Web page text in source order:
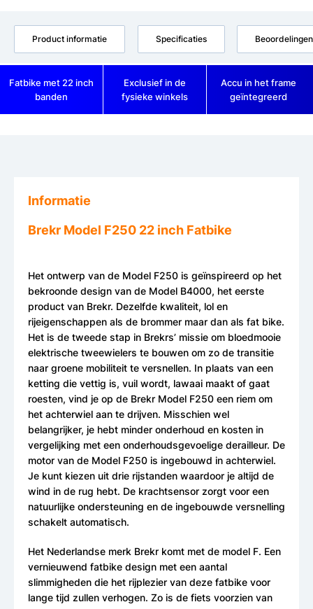
Product informatie Specificaties Beoordelingen
Fatbike met 22 inch
banden
Exclusief in de
fysieke winkels
Accu in het frame
geïntegreerd
Informatie
Brekr Model F250 22 inch Fatbike
Het ontwerp van de Model F250 is geïnspireerd op het
bekroonde design van de Model B4000, het eerste
product van Brekr. Dezelfde kwaliteit, lol en
rijeigenschappen als de brommer maar dan als fat bike.
Het is de tweede stap in Brekrs’ missie om bloedmooie
elektrische tweewielers te bouwen om zo de transitie
naar groene mobiliteit te versnellen. In plaats van een
ketting die vettig is, vuil wordt, lawaai maakt of gaat
roesten, vind je op de Brekr Model F250 een riem om
het achterwiel aan te drijven. Misschien wel
belangrijker, je hebt minder onderhoud en kosten in
vergelijking met een onderhoudsgevoelige derailleur. De
motor van de Model F250 is ingebouwd in achterwiel.
Je kunt kiezen uit drie rijstanden waardoor je altijd de
wind in de rug hebt. De krachtsensor zorgt voor een
natuurlijke ondersteuning en de ingebouwde versnelling
schakelt automatisch.
Het Nederlandse merk Brekr komt met de model F. Een
vernieuwend fatbike design met een aantal
slimmigheden die het rijplezier van deze fatbike voor
lange tijd zullen verhogen. Zo is de fiets voorzien van